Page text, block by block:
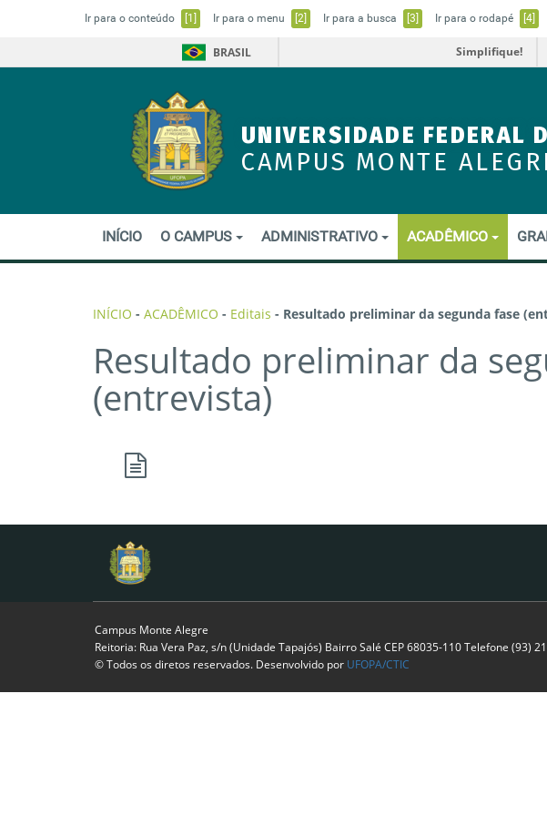
Ir para o conteúdo [1] Ir para o menu [2] Ir para a busca [3] Ir para o rodapé [4]
BRASIL Simplifique!
UNIVERSIDADE FEDERAL
CAMPUS MONTE
INÍCIO O CAMPUS ADMINISTRATIVO ACADÊMICO
INÍCIO - ACADÊMICO - Editais - Resultado preliminar da segunda fase
Resultado preliminar da
(entrevista)
Campus Monte Alegre
Reitoria: Rua Vera Paz, s/n (Unidade Tapajós) Bairro Salé CEP 68035-110 Telefone (93)
© Todos os diretos reservados. Desenvolvido por UFOPA/CTIC